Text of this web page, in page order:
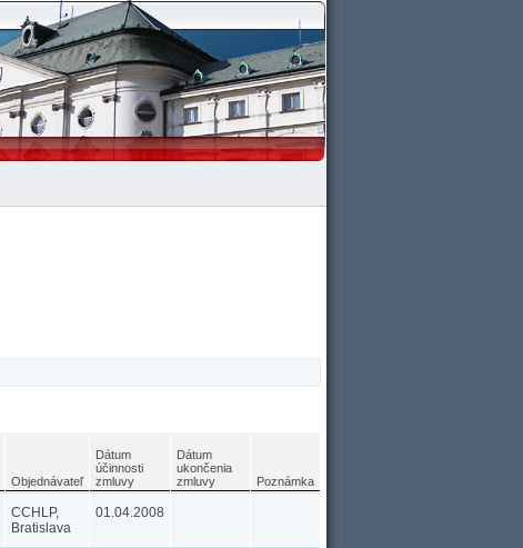
Objednávateľ
Dátum
účinnosti
zmluvy
Dátum
ukončenia
zmluvy
Poznámka
CCHLP,
Bratislava
01.04.2008